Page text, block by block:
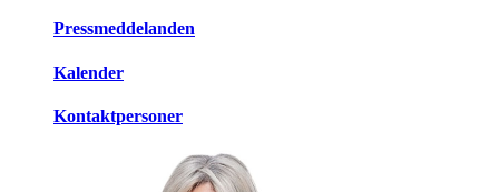
Pressmeddelanden
Kalender
Kontaktpersoner